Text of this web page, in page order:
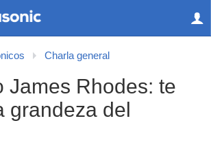
Charla general
James Rhodes: te
grandeza del